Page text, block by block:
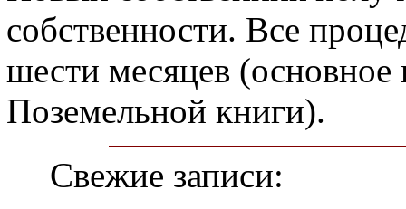
собственности. Все
шести месяцев
Поземельной книги).
Свежие записи: